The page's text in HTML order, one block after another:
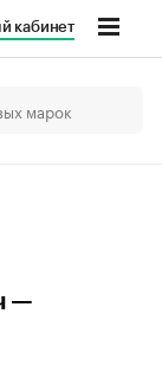
кабинет
—